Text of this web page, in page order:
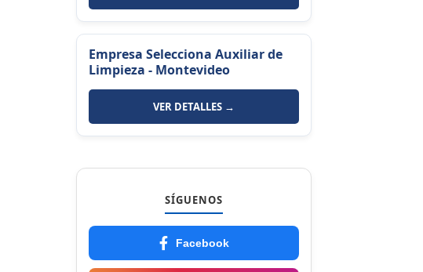
Empresa Selecciona Auxiliar de
Limpieza - Montevideo
VER DETALLES →
SÍGUENOS
Facebook